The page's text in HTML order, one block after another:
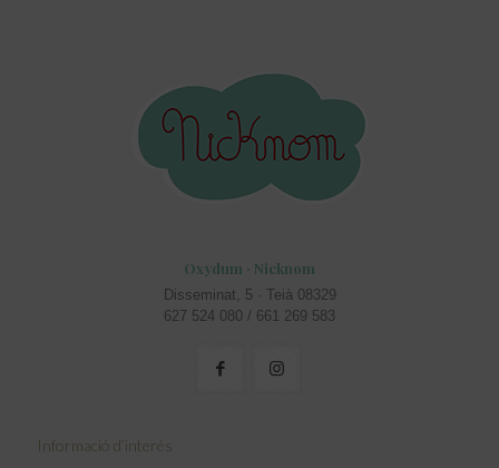
Oxydum · Nicknom
Disseminat, 5 · Teià 08329
627 524 080 / 661 269 583
Informació d’interés